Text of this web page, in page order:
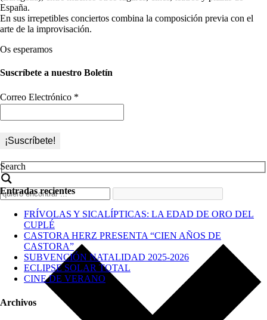
España.
En sus irrepetibles conciertos combina la composición previa con el
arte de la improvisación.
Os esperamos
Suscríbete a nuestro Boletín
Correo Electrónico *
Search
Entradas recientes
FRÍVOLAS Y SICALÍPTICAS: LA EDAD DE ORO DEL
CUPLÉ
CASTORA HERZ PRESENTA “CIEN AÑOS DE
CASTORA”
SUBVENCIÓN NATALIDAD 2025-2026
ECLIPSE SOLAR TOTAL
CINE DE VERANO
Archivos